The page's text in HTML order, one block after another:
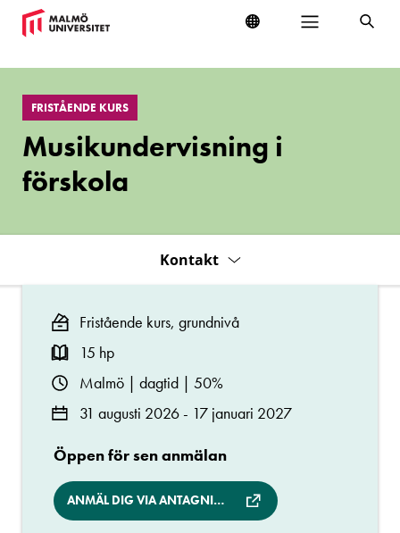
Musikundervisning
förskola
FRISTÅENDE KURS
Musikundervisning i
förskola
Kontakt
Fristående kurs, grundnivå
15 hp
Malmö | dagtid | 50%
31 augusti 2026 - 17 januari 2027
Öppen för sen anmälan
ANMÄL DIG VIA ANTAGNING.SE